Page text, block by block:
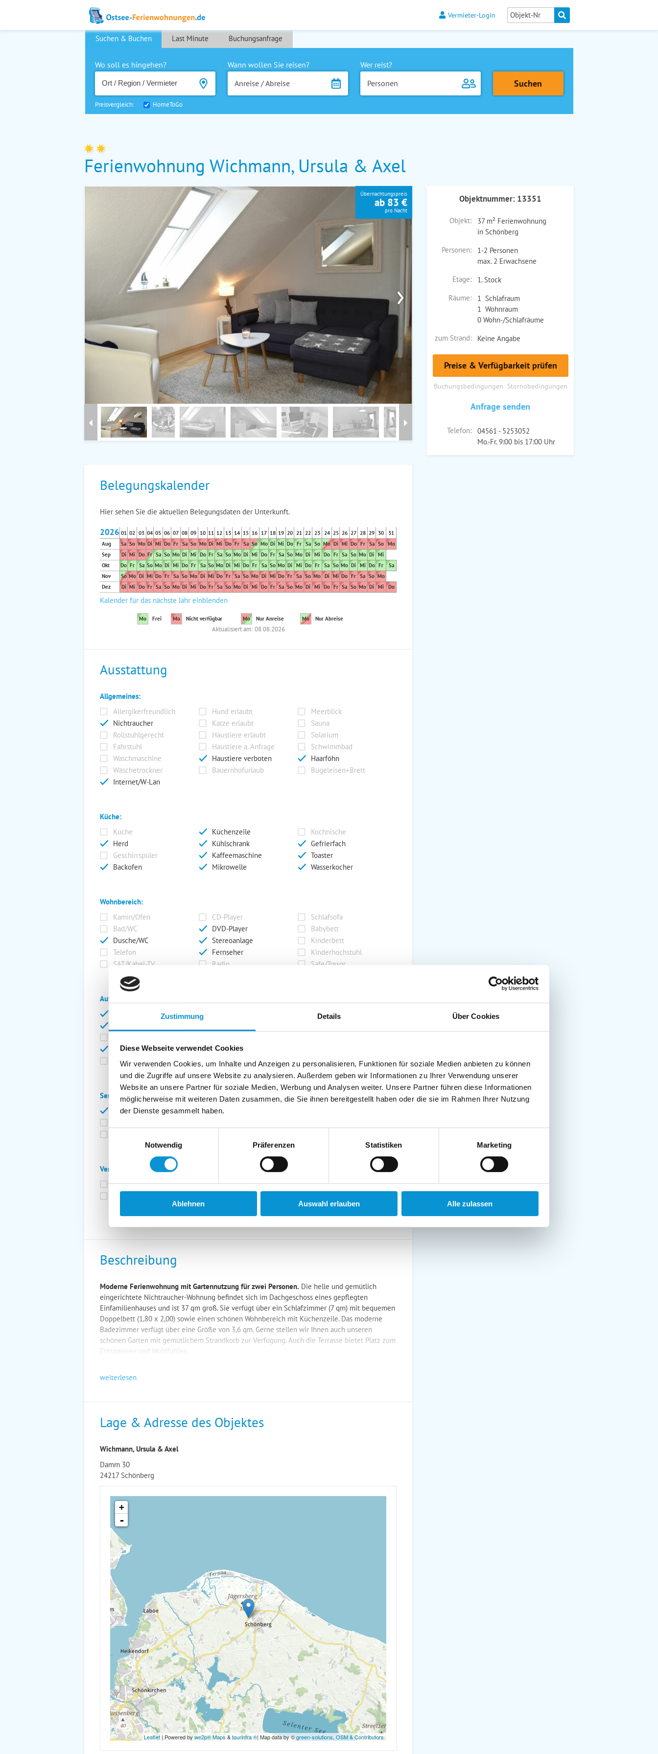
Zustimmung Details Über Cookies
Diese Webseite verwendet Cookies
Wir verwenden Cookies, um Inhalte und Anzeigen zu personalisieren, Funktionen für soziale Medien anbieten zu können
und die Zugriffe auf unsere Website zu analysieren. Außerdem geben wir Informationen zu Ihrer Verwendung unserer
Website an unsere Partner für soziale Medien, Werbung und Analysen weiter. Unsere Partner führen diese Informationen
möglicherweise mit weiteren Daten zusammen, die Sie ihnen bereitgestellt haben oder die sie im Rahmen Ihrer Nutzung
der Dienste gesammelt haben.
Notwendig
Präferenzen Statistiken Marketing
Ablehnen Auswahl erlauben Alle zulassen
Vermieter-Login
Suchen & Buchen Last Minute Buchungsanfrage
Wo soll es hingehen?
Wann wollen Sie reisen?
Anreise / Abreise
Wer reist?
Personen
Preisvergleich: HomeToGo
Ferienwohnung Wichmann, Ursula & Axel
›
Übernachtungspreis
ab 83 €
pro Nacht
Objektnummer: 13351
Objekt:
37 m² Ferienwohnung
in Schönberg
Personen:
1-2 Personen
max. 2 Erwachsene
Etage:
1. Stock
Räume:
1 Schlafraum
1 Wohnraum
0 Wohn-/Schlafräume
zum Strand:
Keine Angabe
Preise & Verfügbarkeit prüfen
Buchungsbedingungen Stornobedingungen
Anfrage senden
Telefon:
04561 - 5253052
Mo.-Fr. 9:00 bis 17:00 Uhr
Belegungskalender
Hier sehen Sie die aktuellen Belegungsdaten der Unterkunft.
2026 01 02 03 04 05 06 07 08 09 10 11 12 13 14 15 16 17 18 19 20 21 22 23 24 25 26 27 28 29 30
31
Aug
Sa So Mo Di Mi Do Fr Sa So Mo Di Mi Do Fr Sa So Mo Di Mi Do Fr Sa So Mo Di Mi Do Fr Sa So Mo
Sep
Di Mi Do Fr Sa So Mo Di Mi Do Fr Sa So Mo Di Mi Do Fr Sa So Mo Di Mi Do Fr Sa So Mo Di Mi
Okt
Do Fr Sa So Mo Di Mi Do Fr Sa So Mo Di Mi Do Fr Sa So Mo Di Mi Do Fr Sa So Mo Di Mi Do Fr
Sa
Nov
So Mo Di Mi Do Fr Sa So Mo Di Mi Do Fr Sa So Mo Di Mi Do Fr Sa So Mo Di Mi Do Fr Sa So Mo
Dez
Di Mi Do Fr Sa So Mo Di Mi Do Fr Sa So Mo Di Mi Do Fr Sa So Mo Di Mi Do Fr Sa So Mo Di Mi Do
Kalender für das nächste Jahr einblenden
Mo Frei Mo Nicht verfügbar Mo Nur Anreise Mo Nur Abreise
Aktualisiert am: 08.08.2026
Ausstattung
Allgemeines:
Allergikerfreundlich
Hund erlaubt
Meerblick
Nichtraucher
Katze erlaubt
Sauna
Rollstuhlgerecht
Haustiere erlaubt
Solarium
Fahrstuhl
Haustiere a. Anfrage
Schwimmbad
Waschmaschine
Haustiere verboten
Haarföhn
Wäschetrockner
Bauernhofurlaub
Bügeleisen+Brett
Internet/W-Lan
Küche:
Küche
Küchenzeile
Kochnische
Herd
Kühlschrank
Gefrierfach
Geschirrspüler
Kaffeemaschine
Toaster
Backofen
Mikrowelle Wasserkocher
Wohnbereich:
Kamin/Ofen
CD-Player
Schlafsofa
Bad/WC
DVD-Player
Babybett
Dusche/WC
Stereoanlage
Kinderbett
Telefon
Fernseher
Kinderhochstuhl
SAT/Kabel-TV
Radio Safe/Tresor
Außenanlage:
Garten/Liegewiese
Grill
Terrasse
Kinderspielplatz
Balkon
Abstellraum
Service:
Bettwäsche inkl.
Geschirrtücher inkl.
Verpflegung:
Brötchenservice
Frühstück möglich
Halbpension möglich
Vollpension möglich
Beschreibung
Moderne Ferienwohnung mit Gartennutzung für zwei Personen. Die helle und gemütlich
eingerichtete Nichtraucher-Wohnung befindet sich im Dachgeschoss eines gepflegten
Einfamilienhauses und ist 37 qm groß. Sie verfügt über ein Schlafzimmer (7 qm) mit bequemen
Doppelbett (1,80 x 2,00) sowie einen schönen Wohnbereich mit Küchenzeile. Das moderne
Badezimmer verfügt über eine Größe von 3,6 qm. Gerne stellen wir Ihnen auch unseren
schönen Garten mit gemütlichem Strandkorb zur Verfügung. Auch die Terrasse bietet Platz zum
Entspannen und Wohlfühlen.
weiterlesen
Lage & Adresse des Objektes
Wichmann, Ursula & Axel
Damm 30
24217 Schönberg
+
-
Leaflet | Powered by we2p® Maps &tourinfra ®| Map data by ©green-solutions, OSM & Contributors